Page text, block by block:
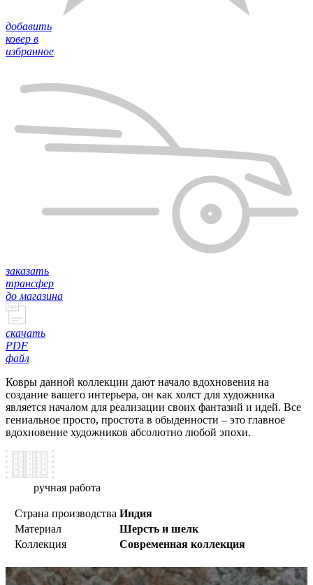
добавить
ковер в
избранное
заказать
трансфер
до магазина
скачать
PDF
файл
Ковры данной коллекции дают начало вдохновения на
создание вашего интерьера, он как холст для художника
является началом для реализации своих фантазий и идей. Все
гениальное просто, простота в обыденности – это главное
вдохновение художников абсолютно любой эпохи.
ручная работа
Страна производства Индия
Материал
Шерсть и шелк
Коллекция
Современная коллекция